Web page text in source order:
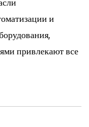
и
привлекают все